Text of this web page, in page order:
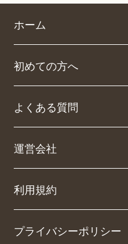
ホーム
初めての方へ
よくある質問
運営会社
利用規約
プライバシーポリシー